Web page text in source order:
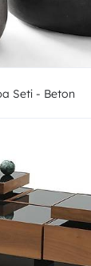
Seti - Beton